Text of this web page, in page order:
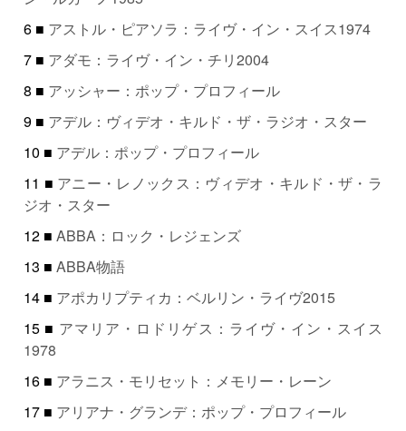
6 ■ アストル・ピアソラ：ライヴ・イン・スイス1974
7 ■ アダモ：ライヴ・イン・チリ2004
8 ■ アッシャー：ポップ・プロフィール
9 ■ アデル：ヴィデオ・キルド・ザ・ラジオ・スター
10 ■ アデル：ポップ・プロフィール
11 ■ アニー・レノックス：ヴィデオ・キルド・ザ・ラ
ジオ・スター
12 ■ABBA：ロック・レジェンズ
13 ■ABBA物語
14 ■ アポカリプティカ：ベルリン・ライヴ2015
15 ■ アマリア・ロドリゲス：ライヴ・イン・スイス
1978
16 ■ アラニス・モリセット：メモリー・レーン
17 ■ アリアナ・グランデ：ポップ・プロフィール